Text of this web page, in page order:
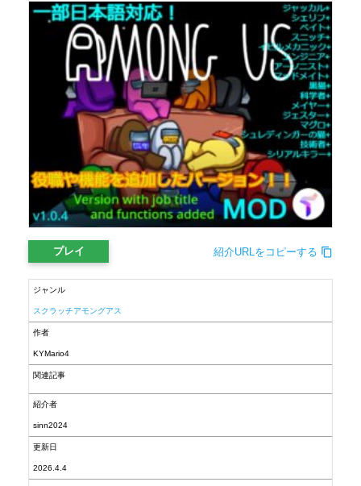
プレイ 紹介URLをコピーする
ジャンル
スクラッチアモングアス
作者
KYMario4
関連記事
紹介者
sinn2024
更新日
2026.4.4